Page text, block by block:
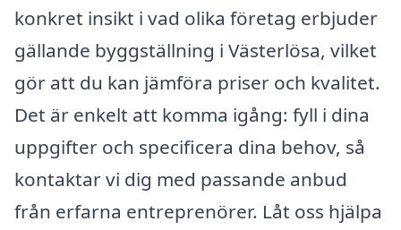
konkret insikt i vad olika företag erbjuder
gällande byggställning i Västerlösa, vilket
gör att du kan jämföra priser och kvalitet.
Det är enkelt att komma igång: fyll i dina
uppgifter och specificera dina behov, så
kontaktar vi dig med passande anbud
från erfarna entreprenörer. Låt oss hjälpa